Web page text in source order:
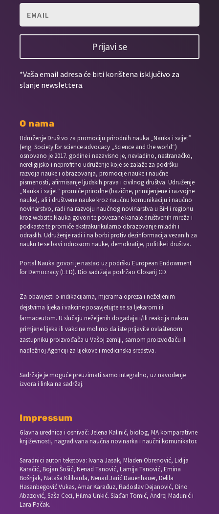
Prijavi se
*Vaša email adresa će biti korištena isključivo za
slanje newslettera.
O nama
Udruženje Društvo za promociju prirodnih nauka „Nauka i svijet”
(eng. Society for science advocacy „Science and the world“)
osnovano je 2017. godine i nezavisno je, nevladino, nestranačko,
nereligijsko i neprofitno udruženje koje se zalaže za podršku
razvoja nauke i obrazovanja, promocije nauke i naučne
pismenosti, afirmisanje ljudskih prava i civilnog društva. Udruženje
„Nauka i svijet“ promiče prirodne (bazične, primijenjene i razvojne
nauke), ali i društvene nauke kroz naučnu komunikaciju i naučno
novinarstvo, radi na razvoju naučnog novinarstva u BiH i regionu
kroz website Nauka govori te povezane kanale društvenih mreža i
podkaste te promiče ekstrakurikularno obrazovanje mladih i
odraslih. Udruženje radi i na borbi protiv dezinformacija vezanih za
nauku te se bavi odnosom nauke, demokratije, politike i društva.
Portal Nauka govori je nastao uz podršku European Endowment
for Democracy (EED). Dio sadržaja podržao Glosarij CD.
Za obavijesti o indikacijama, mjerama opreza i neželjenim
dejstvima lijeka i vakcine posavjetujte se sa ljekarom ili
farmaceutom. U slučaju neželjenih događaja i/ili reakcija nakon
primjene lijeka ili vakcine molimo da iste prijavite ovlaštenom
zastupniku proizvođača u Vašoj zemlji, samom proizvođaču ili
nadležnoj Agenciji za lijekove i medicinska sredstva.
Sadržaje je moguće preuzimati samo integralno, uz navođenje
izvora i linka na sadržaj.
Impressum
Glavna urednica i osnivač: Jelena Kalinić, biolog, MA komparativne
književnosti, nagrađivana naučna novinarka i naučni komunikator.
Saradnici autori tekstova: Ivana Jasak, Mladen Obrenović, Lidija
Karačić, Bojan Šošić, Nenad Tanović, Lamija Tanović, Emina
Bošnjak, Nataša Kilibarda, Nenad Jarić Dauenhauer, Delila
Hasanbegović Vukas, Amar Karađuz, Radoslav Dejanović, Dino
Abazović, Saša Ceci, Hilma Unkić. Slađan Tomić, Andrej Madunić i
Lara Pačak.